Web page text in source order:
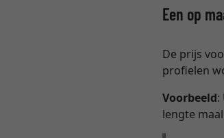
Een op
De prijs
profielen
Voorbeeld:
lengte